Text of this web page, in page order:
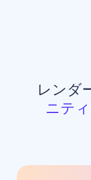
レンダ
ニテ